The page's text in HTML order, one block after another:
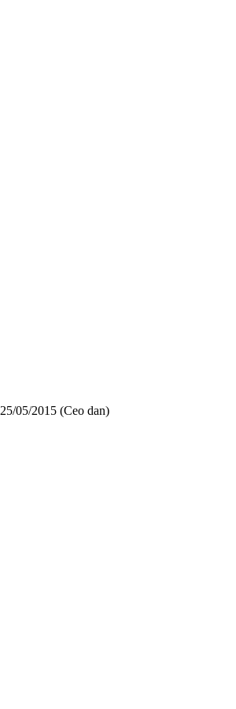
25/05/2015 (Ceo dan)